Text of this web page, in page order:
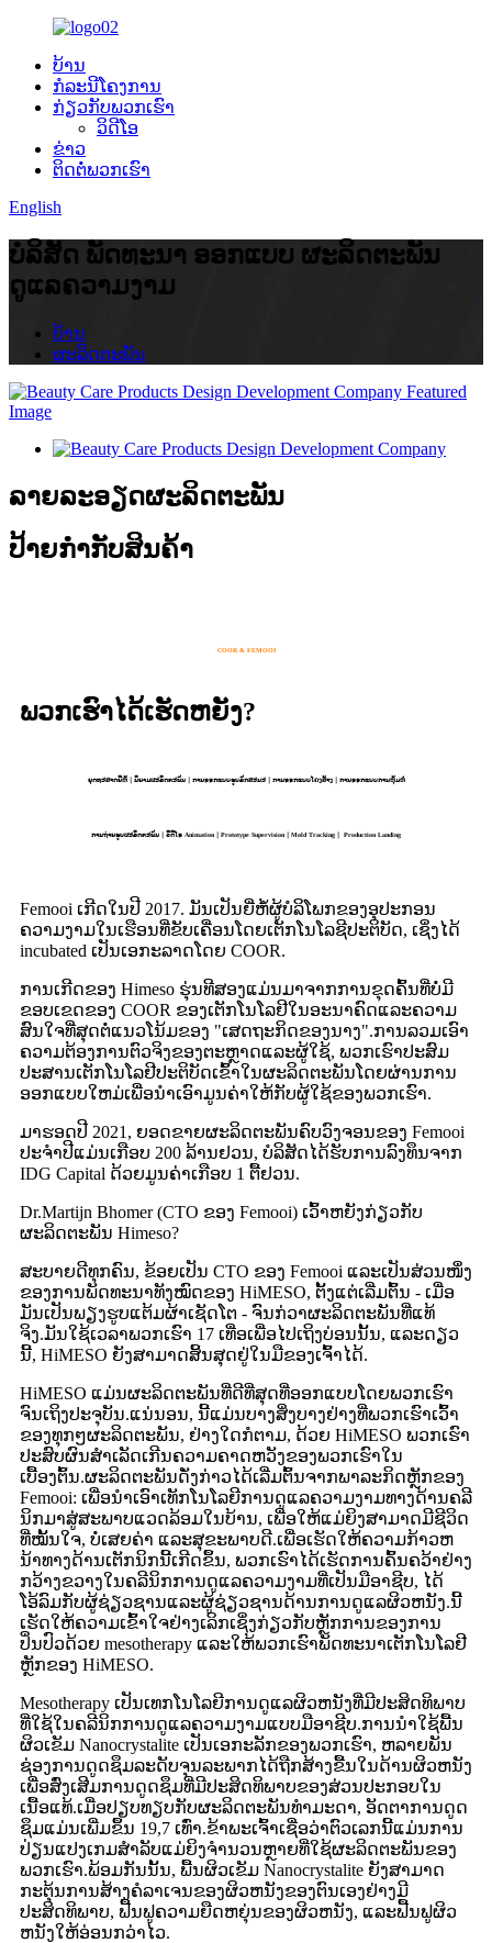
ບ້ານ
ກໍລະນີໂຄງການ
ກ່ຽວ​ກັບ​ພວກ​ເຮົາ
ວິດີໂອ
ຂ່າວ
ຕິດ​ຕໍ່​ພວກ​ເຮົາ
English
ບໍລິສັດ ພັດທະນາ ອອກແບບ ຜະລິດຕະພັນ
ດູແລຄວາມງາມ
ບ້ານ
ຜະລິດຕະພັນ
ລາຍລະອຽດຜະລິດຕະພັນ
ປ້າຍກຳກັບສິນຄ້າ
COOR & FEMOOI
ພວກເຮົາໄດ້ເຮັດຫຍັງ?
ຍຸດທະສາດຍີ່ຫໍ້｜ນິຍາມຜະລິດຕະພັນ｜ການອອກແບບຮູບລັກສະນະ｜ການອອກແບບໂຄງສ້າງ｜ການອອກແບບການຫຸ້ມຫໍ່
ການຖ່າຍຮູບຜະລິດຕະພັນ｜ວີດີໂອ Animation｜Prototype Supervision｜Mold Tracking｜ Production Landing
Femooi ເກີດໃນປີ 2017. ມັນເປັນຍີ່ຫໍ້ຜູ້ບໍລິໂພກຂອງອຸປະກອນ
ຄວາມງາມໃນເຮືອນທີ່ຂັບເຄື່ອນໂດຍເຕັກໂນໂລຊີປະຕິບັດ, ເຊິ່ງໄດ້
incubated ເປັນເອກະລາດໂດຍ COOR.
ການເກີດຂອງ Himeso ຮຸ່ນທີສອງແມ່ນມາຈາກການຂຸດຄົ້ນທີ່ບໍ່ມີ
ຂອບເຂດຂອງ COOR ຂອງເຕັກໂນໂລຢີໃນອະນາຄົດແລະຄວາມ
ສົນໃຈທີ່ສຸດຕໍ່ແນວໂນ້ມຂອງ "ເສດຖະກິດຂອງນາງ".ການລວມເອົາ
ຄວາມຕ້ອງການຕົວຈິງຂອງຕະຫຼາດແລະຜູ້ໃຊ້, ພວກເຮົາປະສົມ
ປະສານເຕັກໂນໂລຢີປະຕິບັດເຂົ້າໃນຜະລິດຕະພັນໂດຍຜ່ານການ
ອອກແບບໃຫມ່ເພື່ອນໍາເອົາມູນຄ່າໃຫ້ກັບຜູ້ໃຊ້ຂອງພວກເຮົາ.
ມາຮອດປີ 2021, ຍອດຂາຍຜະລິດຕະພັນຄົບວົງຈອນຂອງ Femooi
ປະຈຳປີແມ່ນເກືອບ 200 ລ້ານຢວນ, ບໍລິສັດໄດ້ຮັບການລົງທຶນຈາກ
IDG Capital ດ້ວຍມູນຄ່າເກືອບ 1 ຕື້ຢວນ.
Dr.Martijn Bhomer (CTO ຂອງ Femooi) ເວົ້າຫຍັງກ່ຽວກັບ
ຜະລິດຕະພັນ Himeso?
ສະບາຍດີທຸກຄົນ, ຂ້ອຍເປັນ CTO ຂອງ Femooi ແລະເປັນສ່ວນໜຶ່ງ
ຂອງການພັດທະນາທັງໝົດຂອງ HiMESO, ຕັ້ງແຕ່ເລີ່ມຕົ້ນ - ເມື່ອ
ມັນເປັນພຽງຮູບແຕ້ມຜ້າເຊັດໂຕ - ຈົນກ່ວາຜະລິດຕະພັນທີ່ແທ້
ຈິງ.ມັນໃຊ້ເວລາພວກເຮົາ 17 ເທື່ອເພື່ອໄປເຖິງບ່ອນນັ້ນ, ແລະດຽວ
ນີ້, HiMESO ຍັງສາມາດສິ້ນສຸດຢູ່ໃນມືຂອງເຈົ້າໄດ້.
HiMESO ແມ່ນຜະລິດຕະພັນທີ່ດີທີ່ສຸດທີ່ອອກແບບໂດຍພວກເຮົາ
ຈົນເຖິງປະຈຸບັນ.ແນ່ນອນ, ນີ້ແມ່ນບາງສິ່ງບາງຢ່າງທີ່ພວກເຮົາເວົ້າ
ຂອງທຸກໆຜະລິດຕະພັນ, ຢ່າງໃດກໍຕາມ, ດ້ວຍ HiMESO ພວກເຮົາ
ປະສົບຜົນສໍາເລັດເກີນຄວາມຄາດຫວັງຂອງພວກເຮົາໃນ
ເບື້ອງຕົ້ນ.ຜະລິດຕະພັນດັ່ງກ່າວໄດ້ເລີ່ມຕົ້ນຈາກພາລະກິດຫຼັກຂອງ
Femooi: ເພື່ອນຳເອົາເທັກໂນໂລຍີການດູແລຄວາມງາມທາງດ້ານຄລີ
ນິກມາສູ່ສະພາບແວດລ້ອມໃນບ້ານ, ເພື່ອໃຫ້ແມ່ຍິງສາມາດມີຊີວິດ
ທີ່ໝັ້ນໃຈ, ບໍ່ເສຍຄ່າ ແລະສຸຂະພາບດີ.ເພື່ອເຮັດໃຫ້ຄວາມກ້າວຫ
ນ້າທາງດ້ານເຕັກນິກນີ້ເກີດຂຶ້ນ, ພວກເຮົາໄດ້ເຮັດການຄົ້ນຄວ້າຢ່າງ
ກວ້າງຂວາງໃນຄລີນິກການດູແລຄວາມງາມທີ່ເປັນມືອາຊີບ, ໄດ້
ໂອ້ລົມກັບຜູ້ຊ່ຽວຊານແລະຜູ້ຊ່ຽວຊານດ້ານການດູແລຜິວຫນັງ.ນີ້
ເຮັດໃຫ້ຄວາມເຂົ້າໃຈຢ່າງເລິກເຊິ່ງກ່ຽວກັບຫຼັກການຂອງການ
ປິ່ນປົວດ້ວຍ mesotherapy ແລະໃຫ້ພວກເຮົາພັດທະນາເຕັກໂນໂລຢີ
ຫຼັກຂອງ HiMESO.
Mesotherapy ເປັນເທກໂນໂລຍີການດູແລຜິວຫນັງທີ່ມີປະສິດທິພາບ
ທີ່ໃຊ້ໃນຄລີນິກການດູແລຄວາມງາມແບບມືອາຊີບ.ການນໍາໃຊ້ພື້ນ
ຜິວເຂັມ Nanocrystalite ເປັນເອກະລັກຂອງພວກເຮົາ, ຫລາຍພັນ
ຊ່ອງການດູດຊຶມລະດັບຈຸນລະພາກໄດ້ຖືກສ້າງຂື້ນໃນດ້ານຜິວຫນັງ
ເພື່ອສົ່ງເສີມການດູດຊຶມທີ່ມີປະສິດທິພາບຂອງສ່ວນປະກອບໃນ
ເນື້ອແທ້.ເມື່ອປຽບທຽບກັບຜະລິດຕະພັນທໍາມະດາ, ອັດຕາການດູດ
ຊຶມແມ່ນເພີ່ມຂຶ້ນ 19,7 ເທົ່າ.ຂ້າພະເຈົ້າເຊື່ອວ່າຕົວເລກນີ້ແມ່ນການ
ປ່ຽນແປງເກມສໍາລັບແມ່ຍິງຈໍານວນຫຼາຍທີ່ໃຊ້ຜະລິດຕະພັນຂອງ
ພວກເຮົາ.ພ້ອມກັນນັ້ນ, ພື້ນຜິວເຂັມ Nanocrystalite ຍັງສາມາດ
ກະຕຸ້ນການສ້າງຄໍລາເຈນຂອງຜິວຫນັງຂອງຕົນເອງຢ່າງມີ
ປະສິດທິພາບ, ຟື້ນຟູຄວາມຍືດຫຍຸ່ນຂອງຜິວຫນັງ, ແລະຟື້ນຟູຜິວ
ຫນັງໃຫ້ອ່ອນກວ່າໄວ.